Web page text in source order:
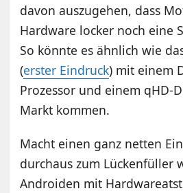
davon auszugehen, dass
Hardware locker noch eine
So könnte es ähnlich wie
(erster Eindruck) mit einem
Prozessor und einem qHD-
Markt kommen.
Macht einen ganz netten
durchaus zum Lückenfüller
Androiden mit